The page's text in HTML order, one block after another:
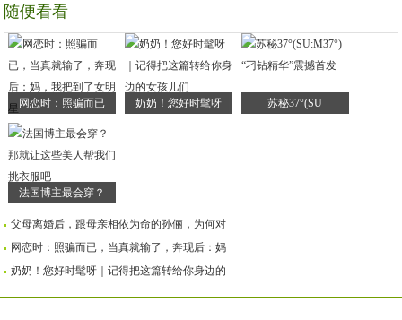
随便看看
网恋时：照骗而已 奶奶！您好时髦呀 苏秘37°(SU
法国博主最会穿？
父母离婚后，跟母亲相依为命的孙俪，为何对
网恋时：照骗而已，当真就输了，奔现后：妈
奶奶！您好时髦呀｜记得把这篇转给你身边的